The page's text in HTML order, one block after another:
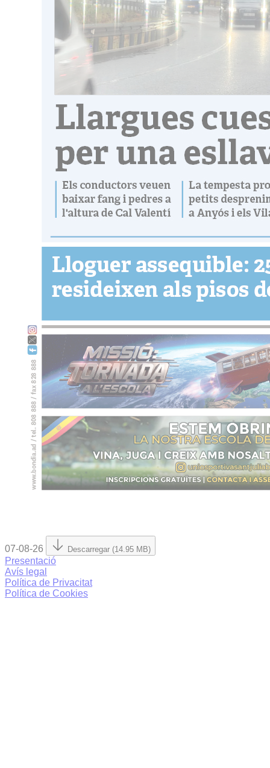
07-08-26 Descarregar (14.95 MB)
Presentació
Avís legal
Política de Privacitat
Política de Cookies